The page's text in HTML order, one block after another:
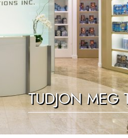
Tisztesség és
Házasság
Az érzelmi Tónusskála
Megoldások a
Gyerekek
Eszközök a
Az etika és az
TUDJON MEG